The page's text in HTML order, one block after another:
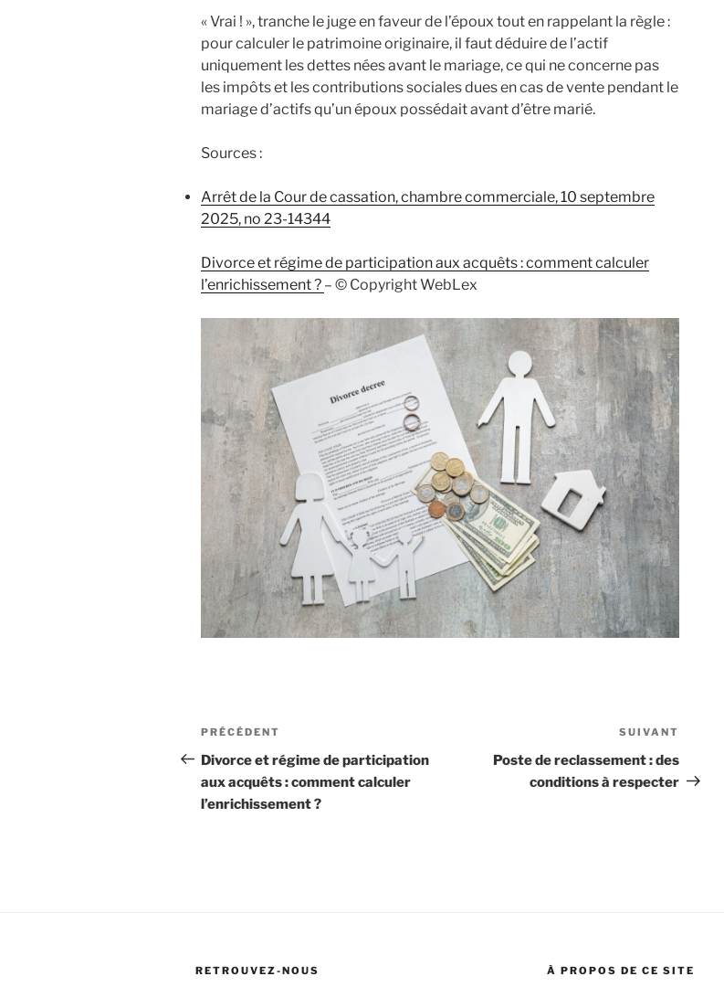
« Vrai ! », tranche le juge en faveur de l’époux tout en rappelant la règle :
pour calculer le patrimoine originaire, il faut déduire de l’actif
uniquement les dettes nées avant le mariage, ce qui ne concerne pas
les impôts et les contributions sociales dues en cas de vente pendant le
mariage d’actifs qu’un époux possédait avant d’être marié.
Sources :
Arrêt de la Cour de cassation, chambre commerciale, 10 septembre
2025, no 23-14344
Divorce et régime de participation aux acquêts : comment calculer
l’enrichissement ? – © Copyright WebLex
Navigation
de
l’article
Article
précédent
PRÉCÉDENT
Divorce et régime de participation
aux acquêts : comment calculer
l’enrichissement ?
suivant
SUIVANT
Poste de reclassement : des
conditions à respecter
RETROUVEZ-NOUS À PROPOS DE CE SITE